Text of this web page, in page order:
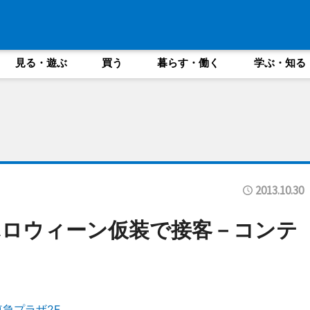
見る・遊ぶ 買う 暮らす・働く 学ぶ・知る
2013.10.30
ウィーン仮装で接客－コンテ